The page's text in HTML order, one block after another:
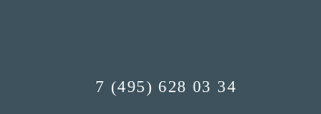
7 (495) 628 03 34